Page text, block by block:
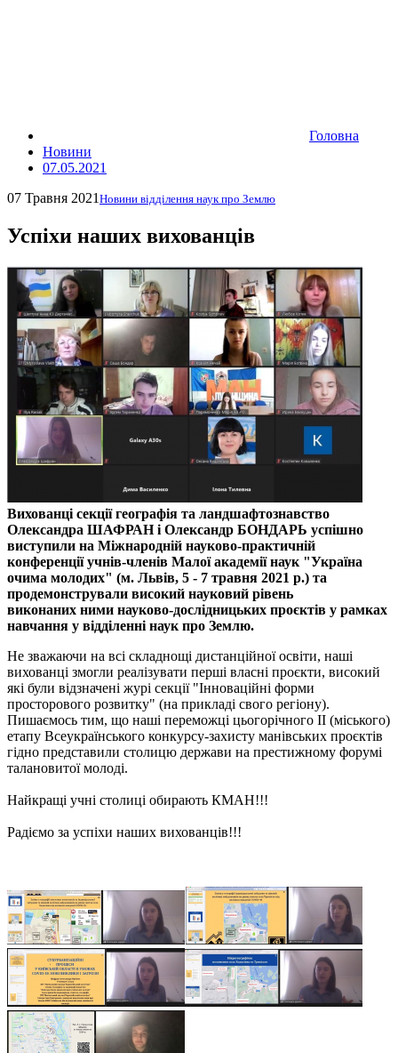
Головна
Новини
07.05.2021
07 Травня 2021 Новини відділення наук про Землю
Успіхи наших вихованців
Вихованці секції географія та ландшафтознавство
Олександра ШАФРАН і Олександр БОНДАРЬ успішно
виступили на Міжнародній науково-практичній
конференції учнів-членів Малої академії наук "Україна
очима молодих" (м. Львів, 5 - 7 травня 2021 р.) та
продемонстрували високий науковий рівень
виконаних ними науково-дослідницьких проєктів у рамках
навчання у відділенні наук про Землю.
Не зважаючи на всі складнощі дистанційної освіти, наші
вихованці змогли реалізувати перші власні проєкти, високий
які були відзначені журі секції "Інноваційні форми
просторового розвитку" (на прикладі свого регіону).
Пишаємось тим, що наші переможці цьогорічного ІІ (міського)
етапу Всеукраїнського конкурсу-захисту манівських проєктів
гідно представили столицю держави на престижному форумі
талановитої молоді.
Найкращі учні столиці обирають КМАН!!!
Радіємо за успіхи наших вихованців!!!